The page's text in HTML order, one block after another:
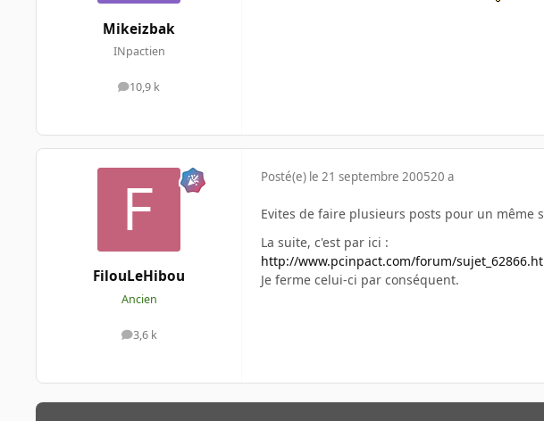
Mikeizbak
INpactien
10,9 k
messages
FilouLeHibou
Ancien
3,6 k
messages
Posté(e) le 21 septembre 200520 a
Evites de faire plusieurs posts pour un même
La suite, c'est par ici :
http://www.pcinpact.com/forum/
Je ferme celui-ci par conséquent.